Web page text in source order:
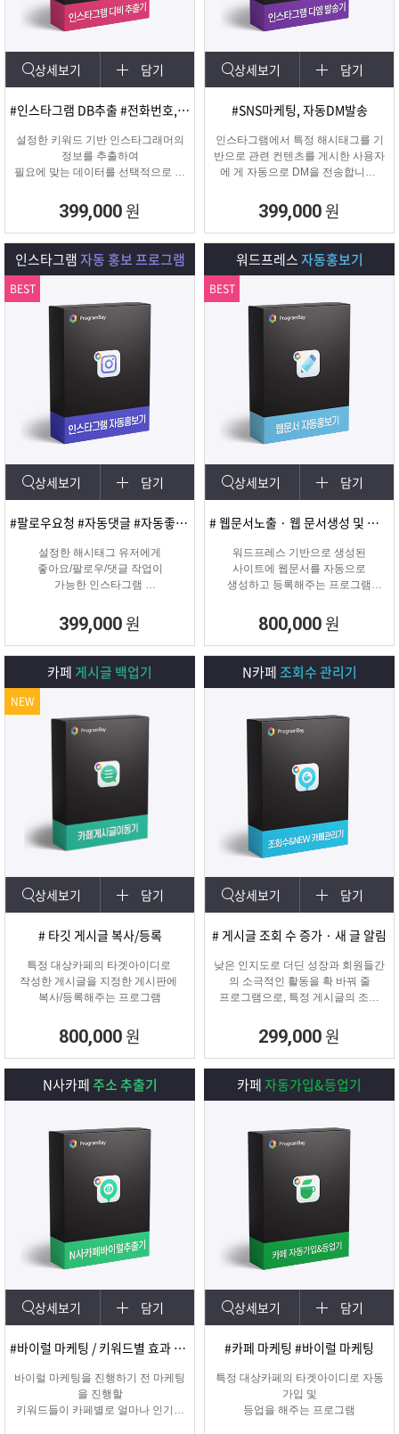
상세보기 담기
#인스타그램 DB추출 #전화번호, 이메일 추출
설정한 키워드 기반 인스타그래머의
정보를 추출하여
필요에 맞는 데이터를 선택적으로 수
399,000 원
상세보기 담기
#SNS마케팅, 자동DM발송
인스타그램에서 특정 해시태그를 기
반으로 관련 컨텐츠를 게시한 사용자
에 게 자동으로 DM을 전송합니다.
수 등 특정 타겟의 인스타그래머에게
DM을 발송하여 관심을 끌 수 있습니
다.
399,000 원
인스타그램자동 홍보 프로그램
상세보기 담기
#팔로우요청 #자동댓글 #자동좋아요 #SNS마케팅
설정한 해시태그 유저에게
좋아요/팔로우/댓글 작업이
가능한 인스타그램
399,000 원
BEST
워드프레스자동홍보기
상세보기 담기
# 웹문서노출 · 웹 문서생성 및 등록
워드프레스 기반으로 생성된
사이트에 웹문서를 자동으로
생성하고 등록해주는 프로그램
800,000 원
BEST
카페 게시글 백업기
상세보기 담기
# 타깃 게시글 복사/등록
특정 대상카페의 타겟아이디로
작성한 게시글을 지정한 게시판에
복사/등록해주는 프로그램
800,000 원
NEW
N카페조회수 관리기
상세보기 담기
# 게시글 조회 수 증가 · 새 글 알림
낮은 인지도로 더딘 성장과 회원들간
의 소극적인 활동을 확 바꿔 줄
프로그램으로, 특정 게시글의 조회
카테고리에 새 글 알림 표시기능!
299,000 원
N사카페주소 추출기
상세보기 담기
#바이럴 마케팅 / 키워드별 효과 카페 확인
바이럴 마케팅을 진행하기 전 마케팅
을 진행할
키워드들이 카페별로 얼마나 인기가
카페자동가입&등업기
상세보기 담기
#카페 마케팅 #바이럴 마케팅
특정 대상카페의 타겟아이디로 자동
가입 및
등업을 해주는 프로그램